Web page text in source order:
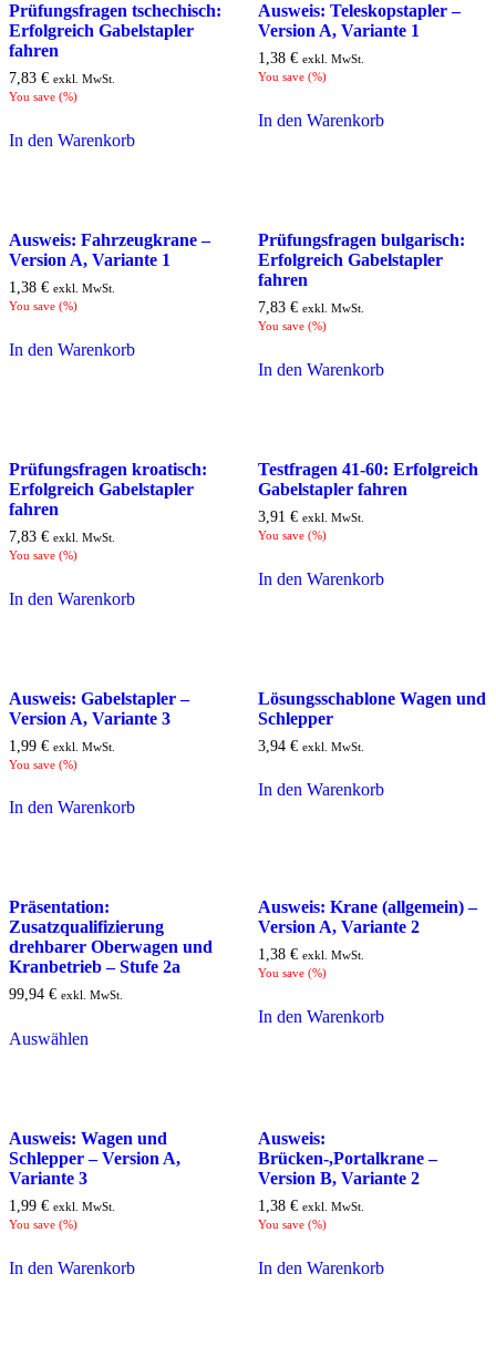
Prüfungsfragen tschechisch:
Erfolgreich Gabelstapler
fahren
7,83 € exkl. MwSt.
You save (%)
In den Warenkorb
Ausweis: Teleskopstapler –
Version A, Variante 1
1,38 € exkl. MwSt.
You save (%)
In den Warenkorb
Ausweis: Fahrzeugkrane –
Version A, Variante 1
1,38 € exkl. MwSt.
You save (%)
In den Warenkorb
Prüfungsfragen bulgarisch:
Erfolgreich Gabelstapler
fahren
7,83 € exkl. MwSt.
You save (%)
In den Warenkorb
Prüfungsfragen kroatisch:
Erfolgreich Gabelstapler
fahren
7,83 € exkl. MwSt.
You save (%)
In den Warenkorb
Testfragen 41-60: Erfolgreich
Gabelstapler fahren
3,91 € exkl. MwSt.
You save (%)
In den Warenkorb
Ausweis: Gabelstapler –
Version A, Variante 3
1,99 € exkl. MwSt.
You save (%)
In den Warenkorb
Lösungsschablone Wagen und
Schlepper
3,94 € exkl. MwSt.
In den Warenkorb
Präsentation:
Zusatzqualifizierung
drehbarer Oberwagen und
Kranbetrieb – Stufe 2a
99,94 € exkl. MwSt.
Auswählen
Ausweis: Krane (allgemein) –
Version A, Variante 2
1,38 € exkl. MwSt.
You save (%)
In den Warenkorb
Ausweis: Wagen und
Schlepper – Version A,
Variante 3
1,99 € exkl. MwSt.
You save (%)
In den Warenkorb
Ausweis:
Brücken-,Portalkrane –
Version B, Variante 2
1,38 € exkl. MwSt.
You save (%)
In den Warenkorb